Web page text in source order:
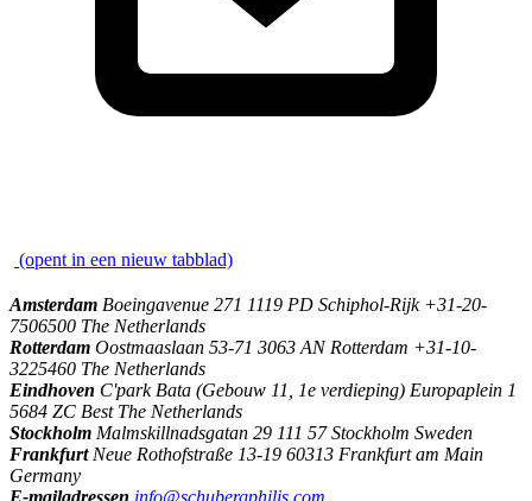
(opent in een nieuw tabblad)
Amsterdam Boeingavenue 271 1119 PD Schiphol-Rijk +31-20-
7506500 The Netherlands
Rotterdam Oostmaaslaan 53-71 3063 AN Rotterdam +31-10-
3225460 The Netherlands
Eindhoven C'park Bata (Gebouw 11, 1e verdieping) Europaplein 1
5684 ZC Best The Netherlands
Stockholm Malmskillnadsgatan 29 111 57 Stockholm Sweden
Frankfurt Neue Rothofstraße 13-19 60313 Frankfurt am Main
Germany
E-mailadressen info@schubergphilis.com